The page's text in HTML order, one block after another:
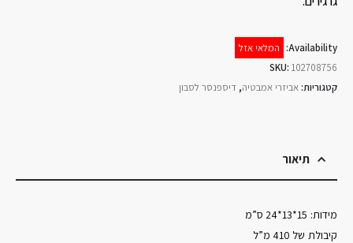
Availability:
המלאי אזל
SKU: 102708756
קטגוריות:אביזרי אמבטיה, דיספנסר לסבון
תיאור
מידות: 15*13*24 ס”מ
קיבולת של 410 מ”ל